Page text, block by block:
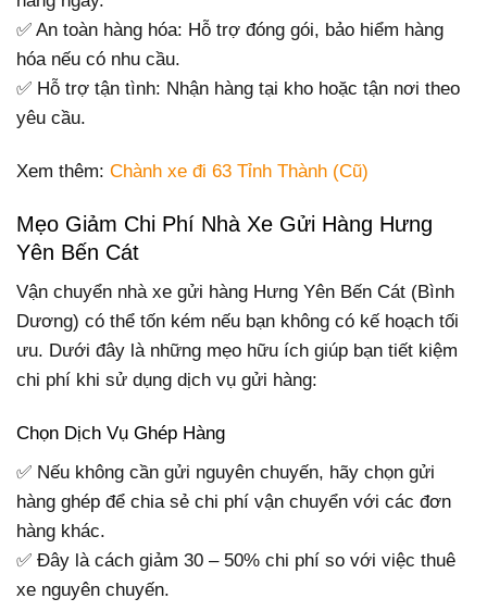
✅ An toàn hàng hóa: Hỗ trợ đóng gói, bảo hiểm hàng
hóa nếu có nhu cầu.
✅ Hỗ trợ tận tình: Nhận hàng tại kho hoặc tận nơi theo
yêu cầu.
Xem thêm: Chành xe đi 63 Tỉnh Thành (Cũ)
Mẹo Giảm Chi Phí Nhà Xe Gửi Hàng Hưng
Yên Bến Cát
Vận chuyển nhà xe gửi hàng Hưng Yên Bến Cát (Bình
Dương) có thể tốn kém nếu bạn không có kế hoạch tối
ưu. Dưới đây là những mẹo hữu ích giúp bạn tiết kiệm
chi phí khi sử dụng dịch vụ gửi hàng:
Chọn Dịch Vụ Ghép Hàng
✅ Nếu không cần gửi nguyên chuyến, hãy chọn gửi
hàng ghép để chia sẻ chi phí vận chuyển với các đơn
hàng khác.
✅ Đây là cách giảm 30 – 50% chi phí so với việc thuê
xe nguyên chuyến.